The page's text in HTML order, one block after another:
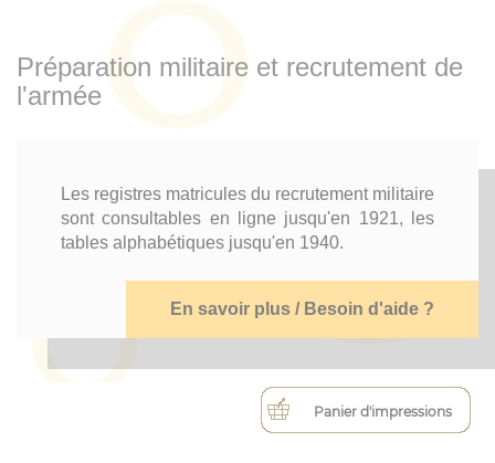
Préparation militaire et recrutement de
l'armée
Les registres matricules du recrutement militaire
sont consultables en ligne jusqu'en 1921, les
tables alphabétiques jusqu'en 1940.
En savoir plus / Besoin d'aide ?